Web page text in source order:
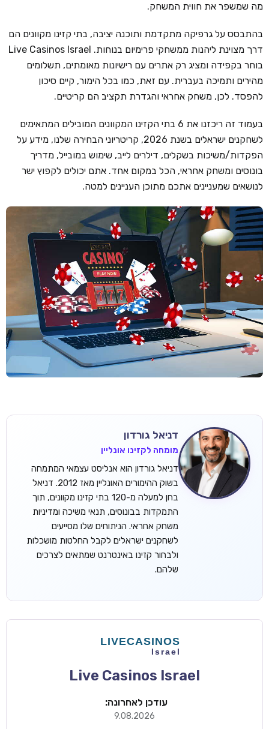
מה שמשפר את חווית המשחק.
בהתבסס על גרפיקה מתקדמת ותוכנה יציבה, בתי קזינו מקוונים הם
דרך מצוינת ליהנות ממשחקי פרימיום בנוחות. Live Casinos Israel
בוחר בקפידה ומציג רק אתרים עם רישיונות מאומתים, תשלומים
מהירים ותמיכה בעברית. עם זאת, כמו בכל הימור, קיים סיכון
להפסד. לכן, משחק אחראי והגדרת תקציב הם קריטיים.
בעמוד זה ריכזנו את 6 בתי הקזינו המקוונים המובילים המתאימים
לשחקנים ישראלים בשנת 2026, קריטריוני הבחירה שלנו, מידע על
הפקדות/משיכות בשקלים, דילרים לייב, שימוש במובייל, מדריך
בונוסים ומשחק אחראי, הכל במקום אחד. אתם יכולים לקפוץ ישר
לנושאים שמעניינים אתכם מתוכן העניינים למטה.
דניאל גורדון
מומחה לקזינו אונליין
דניאל גורדון הוא אנליסט עצמאי המתמחה
בשוק ההימורים האונליין מאז 2012. דניאל
בחן למעלה מ-120 בתי קזינו מקוונים, תוך
התמקדות בבונוסים, תנאי משיכה ומדיניות
משחק אחראי. הניתוחים שלו מסייעים
לשחקנים ישראלים לקבל החלטות מושכלות
ולבחור קזינו באינטרנט שמתאים לצרכים
שלהם.
Live Casinos Israel
עודכן לאחרונה:
9.08.2026